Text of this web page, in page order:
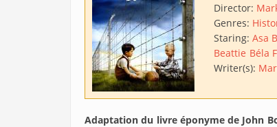
Director:
Genres:
Staring: Asa
Beattie Béla
Writer(s):
Adaptation du livre éponyme de John